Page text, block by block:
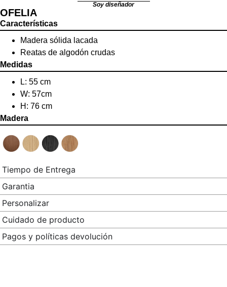
Soy diseñador
OFELIA
Características
Madera sólida lacada
Reatas de algodón crudas
Medidas
L: 55 cm
W: 57cm
H: 76 cm
Madera
Tiempo de Entrega
Garantia
Personalizar
Cuidado de producto
Pagos y políticas devolución